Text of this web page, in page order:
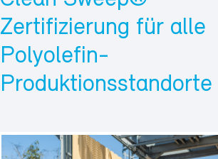
Zertifizierung für alle
Polyolefin-
Produktionsstandorte